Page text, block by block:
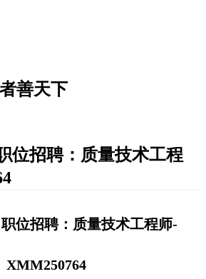
善天下
位招聘：质量技术工程
位招聘：质量技术工程师-
XMM250764